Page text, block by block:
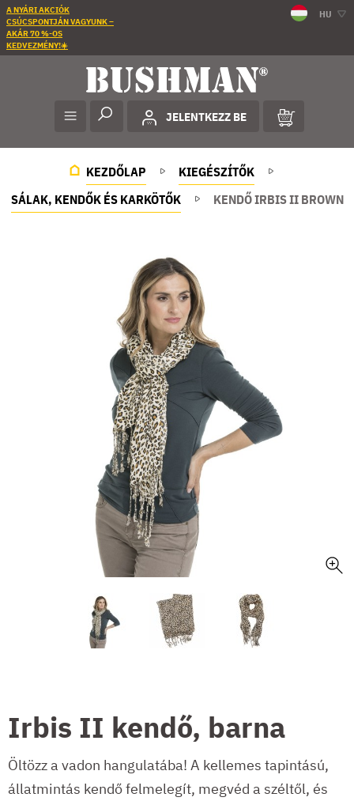
A NYÁRI AKCIÓK
CSÚCSPONTJÁN VAGYUNK –
AKÁR 70 %-OS
KEDVEZMÉNY!☀️
HU
JELENTKEZZ BE
KEZDŐLAP
KIEGÉSZÍTŐK
SÁLAK, KENDŐK ÉS KARKÖTŐK
KENDŐ IRBIS II BROWN
Irbis II kendő, barna
Öltözz a vadon hangulatába! A kellemes tapintású,
állatmintás kendő felmelegít, megvéd a széltől, és